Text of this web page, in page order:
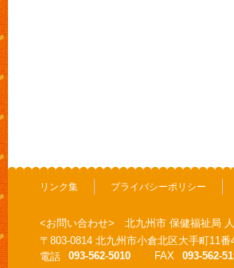
リンク集 プライバシーポリシー
<お問い合わせ> 北九州市 保健福祉局
〒803-0814 北九州市小倉北区大手町11
電話
093-562-5010 FAX 093-562-